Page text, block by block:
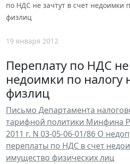
по НДС не зачтут в счет недоимки
физлиц
19 января 2012
Переплату по НДС не
недоимки по налогу
физлиц
Письмо Департамента
тарифной политики Минфина
2011 г. N 03-05-06-01/86 О
переплаты по НДС в счет
имущество физических лиц